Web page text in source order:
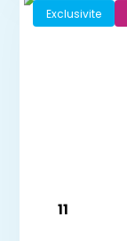
Exclusivite
11